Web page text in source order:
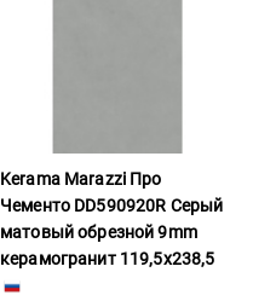
Kerama Marazzi Про
Чементо DD590920R Серый
матовый обрезной 9mm
керамогранит 119,5x238,5